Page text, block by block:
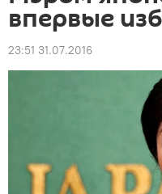
впервые
23:51 31.07.2016